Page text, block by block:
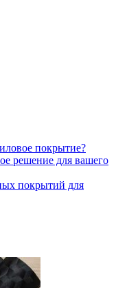
покрытие?
решение для вашего
покрытий для